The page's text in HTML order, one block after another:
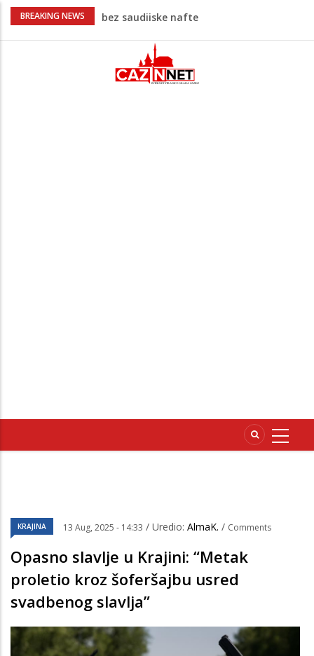
BREAKING NEWS
Vrućine pune hitne pomoći: Sve više
Šta je Vučić prešutio Zelenskom?
Putinovo ime nije smio da izgovori
KRAJINA 13 Aug, 2025 - 14:33 / Uredio: AlmaK. / Comments
Opasno slavlje u Krajini: “Metak
proletio kroz šoferšajbu usred
svadbenog slavlja”